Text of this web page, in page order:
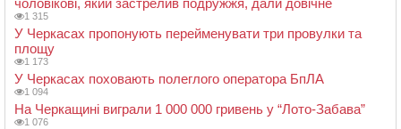
чоловікові, який застрелив подружжя, дали довічне
1 315
У Черкасах пропонують перейменувати три провулки та
площу
1 173
У Черкасах поховають полеглого оператора БпЛА
1 094
На Черкащині виграли 1 000 000 гривень у “Лото-Забава”
1 076